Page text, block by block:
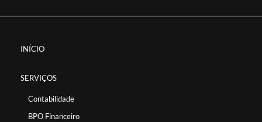
INÍCIO
SERVIÇOS
Contabilidade
BPO Financeiro